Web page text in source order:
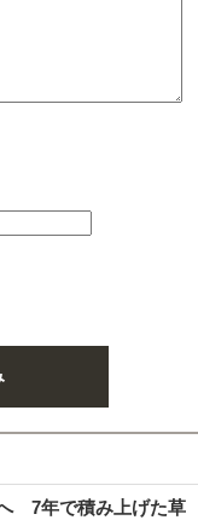
7年で積み上げた草